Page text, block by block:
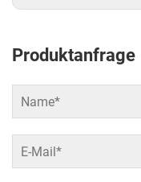
Produktanfrage